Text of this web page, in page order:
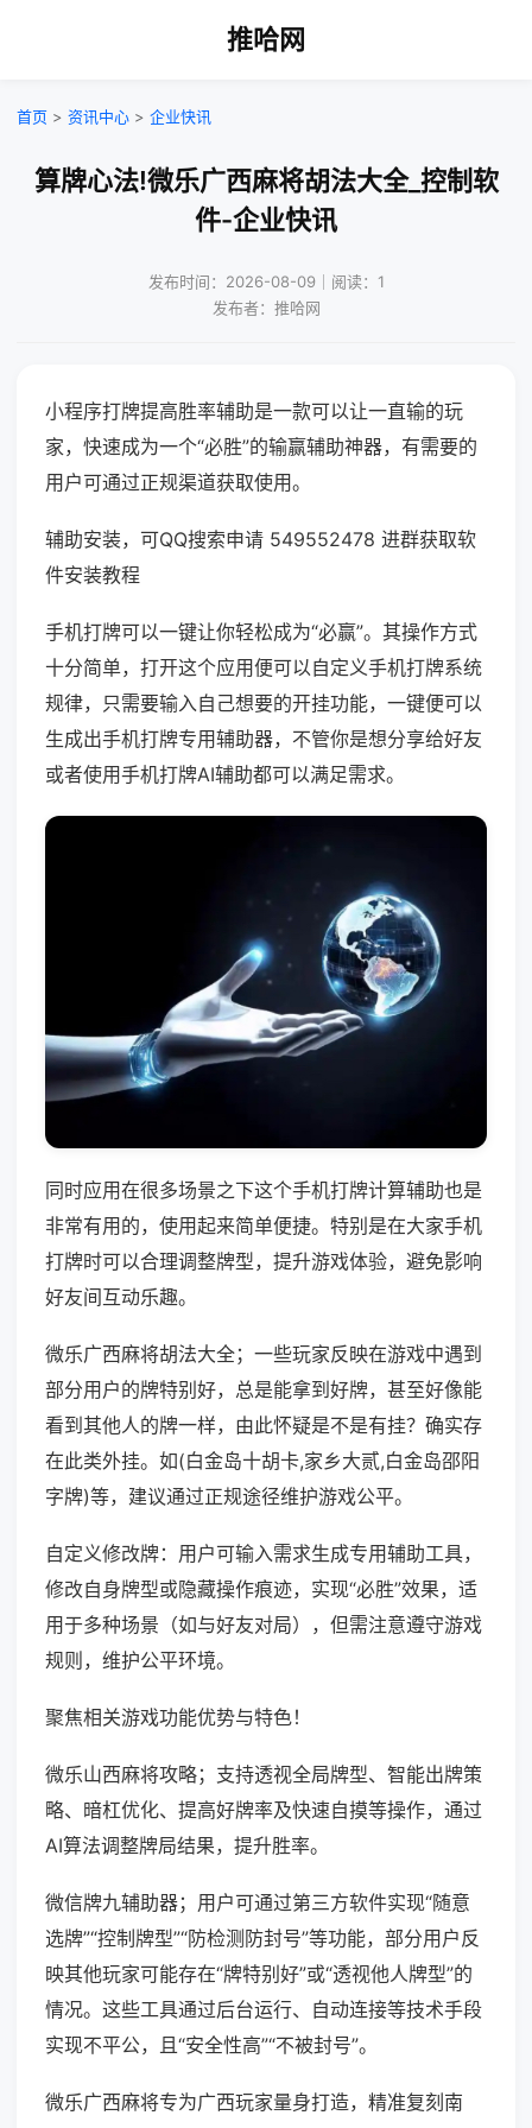
推哈网
首页 > 资讯中心 > 企业快讯
算牌心法!微乐广西麻将胡法大全_控制软
件-企业快讯
发布时间：2026-08-09｜阅读：1
发布者：推哈网
小程序打牌提高胜率辅助是一款可以让一直输的玩
家，快速成为一个“必胜”的输赢辅助神器，有需要的
用户可通过正规渠道获取使用。
辅助安装，可QQ搜索申请 549552478 进群获取软
件安装教程
手机打牌可以一键让你轻松成为“必赢”。其操作方式
十分简单，打开这个应用便可以自定义手机打牌系统
规律，只需要输入自己想要的开挂功能，一键便可以
生成出手机打牌专用辅助器，不管你是想分享给好友
或者使用手机打牌AI辅助都可以满足需求。
同时应用在很多场景之下这个手机打牌计算辅助也是
非常有用的，使用起来简单便捷。特别是在大家手机
打牌时可以合理调整牌型，提升游戏体验，避免影响
好友间互动乐趣。
微乐广西麻将胡法大全；一些玩家反映在游戏中遇到
部分用户的牌特别好，总是能拿到好牌，甚至好像能
看到其他人的牌一样，由此怀疑是不是有挂？确实存
在此类外挂。如(白金岛十胡卡,家乡大贰,白金岛邵阳
字牌)等，建议通过正规途径维护游戏公平。
自定义修改牌：用户可输入需求生成专用辅助工具，
修改自身牌型或隐藏操作痕迹，实现“必胜”效果，适
用于多种场景（如与好友对局），但需注意遵守游戏
规则，维护公平环境。
聚焦相关游戏功能优势与特色！
微乐山西麻将攻略；支持透视全局牌型、智能出牌策
略、暗杠优化、提高好牌率及快速自摸等操作，通过
AI算法调整牌局结果，提升胜率。
微信牌九辅助器；用户可通过第三方软件实现“随意
选牌”“控制牌型”“防检测防封号”等功能，部分用户反
映其他玩家可能存在“牌特别好”或“透视他人牌型”的
情况。这些工具通过后台运行、自动连接等技术手段
实现不平公，且“安全性高”“不被封号”。
微乐广西麻将专为广西玩家量身打造，精准复刻南